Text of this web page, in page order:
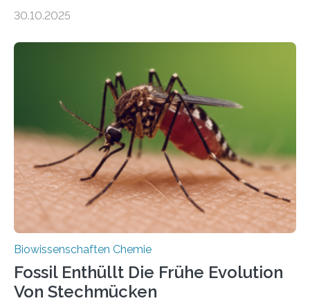
Landpflanzen zählen zu den komplexesten
Grünalgen, die vor Hunderten von Millionen Jahren
lebten. Unter den Vorfahren sticht eine Gruppe heraus,
die noch heute in der Natur vorkommt: die
Süßwasseralge Coleochaetophyceae. Einige Arten
dieser Gruppe bilden aus Zellfäden dichte Geflechte
mit scheibenförmiger Gestalt. Was auffällig ist: Die
nächsten…
30.10.2025
Biowissenschaften Chemie
Fossil Enthüllt Die Frühe Evolution
Von Stechmücken